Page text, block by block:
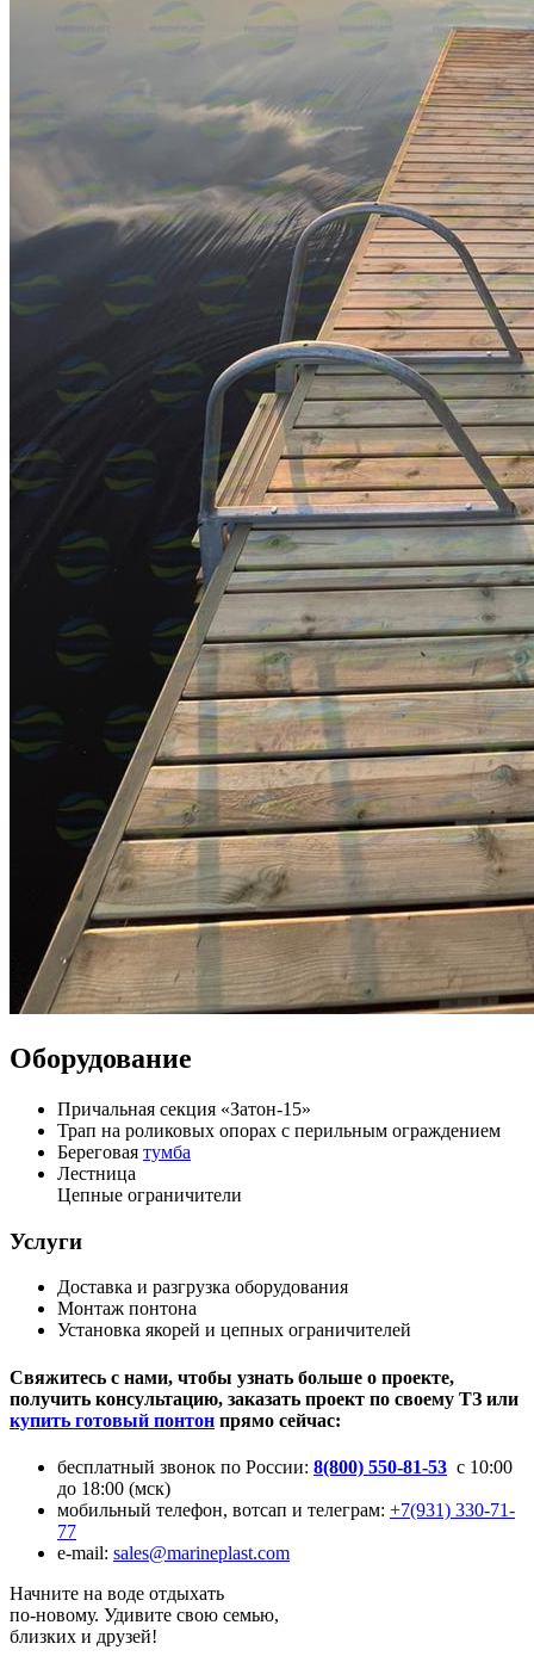
Оборудование
Причальная секция «Затон-15»
Трап на роликовых опорах с перильным ограждением
Береговая тумба
Лестница
Цепные ограничители
Услуги
Доставка и разгрузка оборудования
Монтаж понтона
Установка якорей и цепных ограничителей
Свяжитесь с нами, чтобы узнать больше о проекте,
получить консультацию, заказать проект по своему ТЗ или
купить готовый понтон прямо сейчас:
бесплатный звонок по России: 8(800) 550-81-53 с 10:00
до 18:00 (мск)
мобильный телефон, вотсап и телеграм: +7(931) 330-71-
77
e-mail: sales@marineplast.com
Начните на воде отдыхать
по-новому. Удивите свою семью,
близких и друзей!